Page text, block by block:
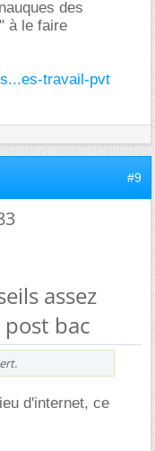
des
à le faire
travail-pvt
#9
assez
bac
d'internet, ce